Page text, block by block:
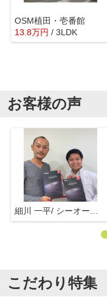
OSM植田・壱番館
13.8万円 / 3LDK
お客様の声
こだわり特集